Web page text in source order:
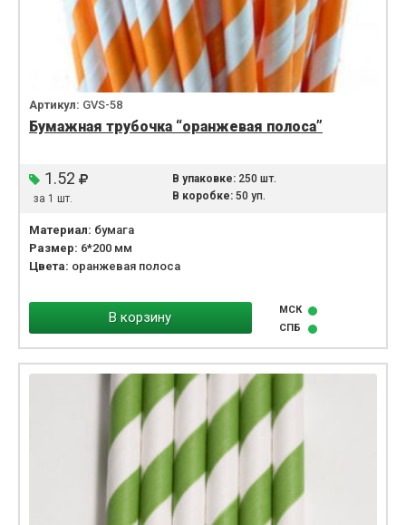
Артикул: GVS-58
Бумажная трубочка “оранжевая полоса”
1.52
за 1 шт.
В упаковке:250 шт.
В коробке:50 уп.
Материал: бумага
Размер: 6*200 мм
Цвета: оранжевая полоса
В корзину
МСК
СПБ